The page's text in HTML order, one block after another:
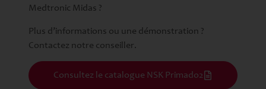
Medtronic Midas ?
Plus d’informations ou une démonstration ?
Contactez notre conseiller.
Consultez le catalogue NSK Primado2